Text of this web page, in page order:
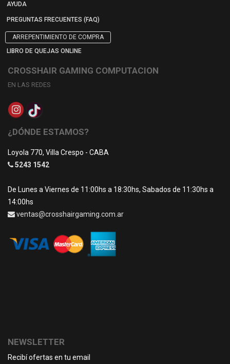
AYUDA
PREGUNTAS FRECUENTES (FAQ)
ARREPENTIMIENTO DE COMPRA
LIBRO DE QUEJAS ONLINE
CROSSHAIR GAMING COMPUTACION
EN LAS REDES
¿DÓNDE ESTAMOS?
Loyola 770, Villa Crespo - CABA
5243 1542
De Lunes a Viernes de 11:00hs a 18:30hs, Sabados de 11:30hs a
14:00hs
ventas@crosshairgaming.com.ar
NEWSLETTER
Recibí ofertas en tu email